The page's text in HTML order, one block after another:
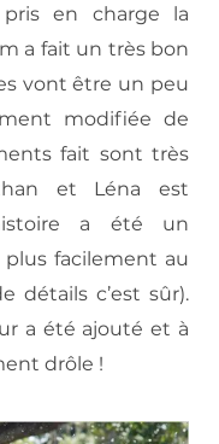
pris en charge la
a fait un très bon
vont être un peu
modifiée de
fait sont très
et Léna est
a été un
plus facilement au
détails c’est sûr).
a été ajouté et à
drôle !